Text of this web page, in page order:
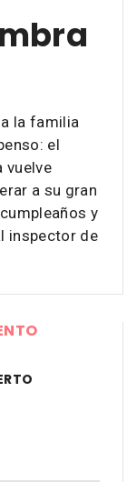
la familia
el
vuelve
a su gran
y
inspector de